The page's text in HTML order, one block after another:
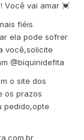
Você vai amar 💓
fiéis
ela pode sofrer
você,solicite
@biquinidefita
o site dos
os prazos
pedido,opte